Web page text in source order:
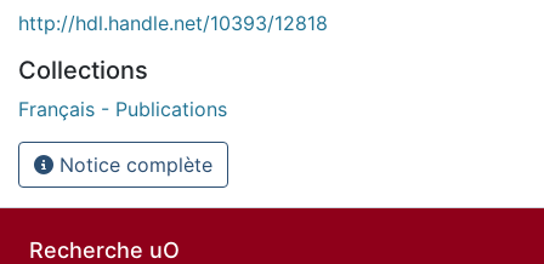
http://hdl.handle.net/10393/12818
Collections
Français - Publications
Notice complète
Recherche uO